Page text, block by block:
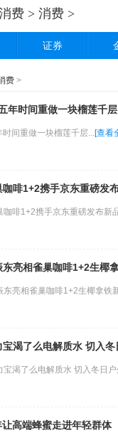
费 > 消费 >
证券
费 >
年时间重做一块榴莲千层
间重做一块榴莲千层...[查看
咖啡1+2携手京东重磅发
咖啡1+2携手京东重磅发布新
东亮相雀巢咖啡1+2生椰
东亮相雀巢咖啡1+2生椰拿铁
宝渴了么电解质水 切入
宝渴了么电解质水 切入冬日
高端蜂蜜走进年轻群体